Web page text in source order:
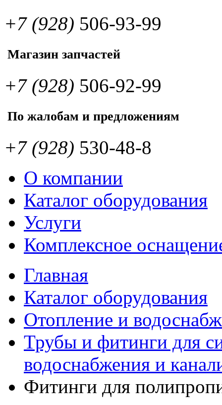
+7 (928) 506-93-99
Магазин запчастей
+7 (928) 506-92-99
По жалобам и предложениям
+7 (928) 530-48-8
О компании
Каталог оборудования
Услуги
Комплексное
Главная
Каталог оборудования
Отопление и
Трубы и фитинги для
водоснабжения и
Фитинги для